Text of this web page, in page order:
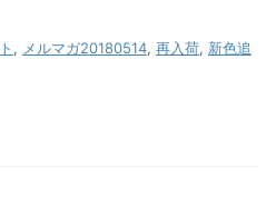
, メルマガ20180514, 再入荷, 新色追